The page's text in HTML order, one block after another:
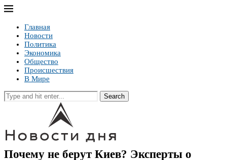
Главная
Новости
Политика
Экономика
Общество
Происшествия
В Мире
Search
Почему не берут Киев? Эксперты о